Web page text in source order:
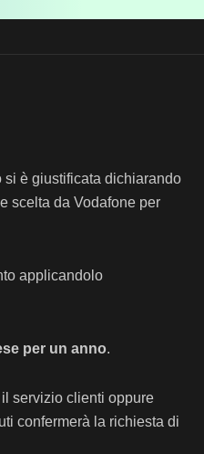
si è giustificata dichiarando
scelta da Vodafone per
applicandolo
per un anno.
servizio clienti oppure
confermerà la richiesta di